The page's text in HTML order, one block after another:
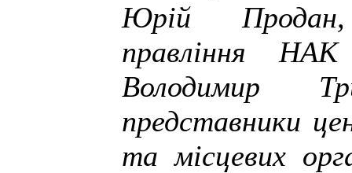
Юрій
правління
Володимир
представники
та місцевих